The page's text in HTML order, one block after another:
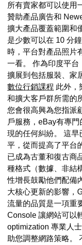
所有賣家都可以使用
贊助產品廣告和
擴大產品覆蓋範圍和
是少數可以在 10 分
時，平台對產品照片
一看。 作為印度平
擴展到包括服裝、家
數位行銷課程 此外，
和擴大客戶群所需的
您會很高興為您指派
戶服務，eBay有專
現的任何糾紛。 這早
平，從而提高了平台
已成為古董和復古商
種格式（數據、非結
性增長鼓勵他們配備
大核心更新的影響，
流量的品質是一項重
Console 讓網站可以
optimization 專業人
助您調整網路策略。